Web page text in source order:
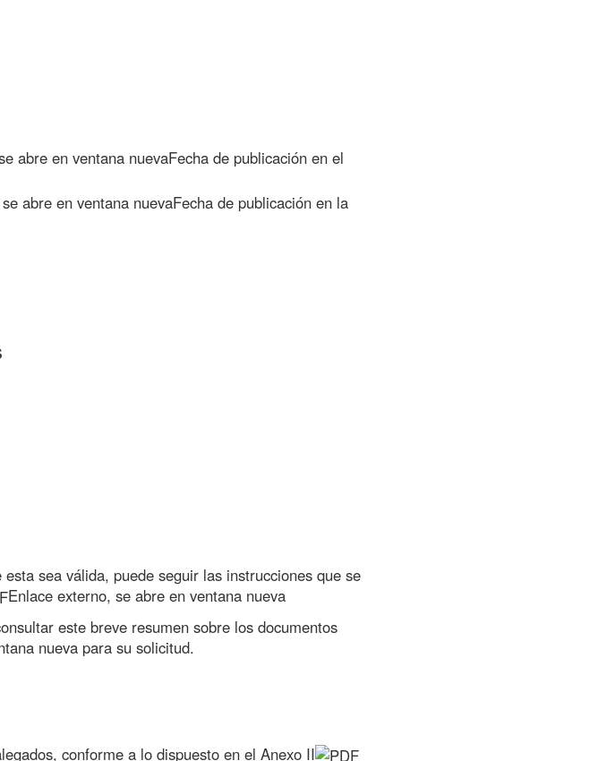
abre en ventana nuevaFecha de publicación en el
abre en ventana nuevaFecha de publicación en la
sea válida, puede seguir las instrucciones que se
Enlace externo, se abre en ventana nueva
este breve resumen sobre los documentos
nueva para su solicitud.
conforme a lo dispuesto en el Anexo II